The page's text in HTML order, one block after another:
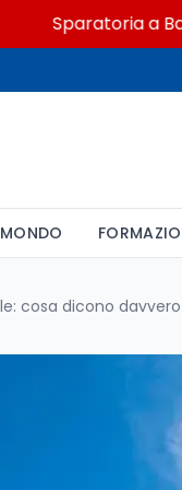
Sparatoria a
MONDO